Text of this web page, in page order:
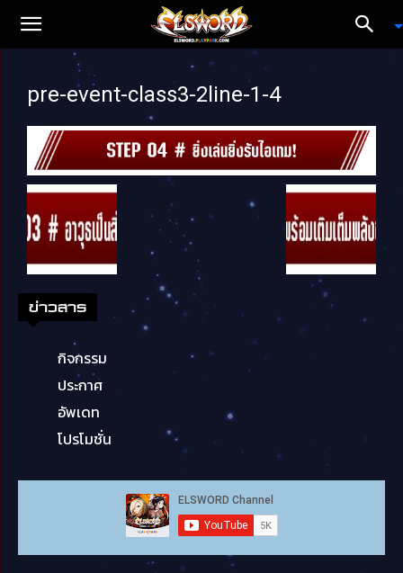
pre-event-class3-2line-1-4
ข่าวสาร
กิจกรรม
ประกาศ
อัพเดท
โปรโมชั่น